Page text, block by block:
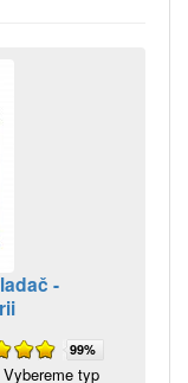
-
99%
typ